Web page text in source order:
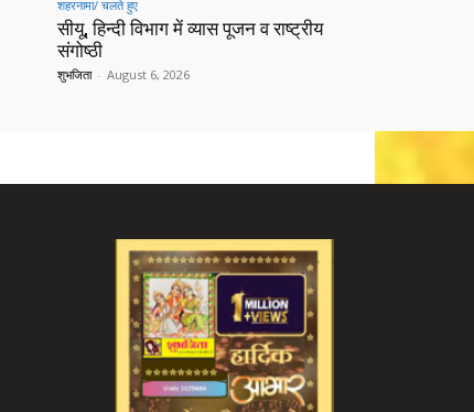
शहरनामा/ चलते हुए
सीयू, हिन्दी विभाग में व्यास पूजन व राष्ट्रीय
संगोष्ठी
शुभजिता - August 6, 2026